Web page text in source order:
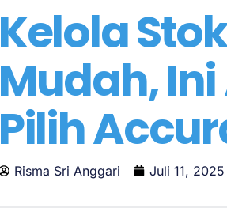
Kelola
Mudah,
Pilih
Risma Sri Anggari Juli 11, 2025